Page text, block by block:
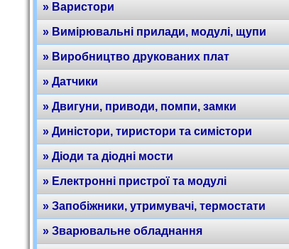
» Варистори
» Вимірювальні прилади, модулі, щупи
» Виробництво друкованих плат
» Датчики
» Двигуни, приводи, помпи, замки
» Диністори, тиристори та симістори
» Діоди та діодні мости
» Електронні пристрої та модулі
» Запобіжники, утримувачі, термостати
» Зварювальне обладнання